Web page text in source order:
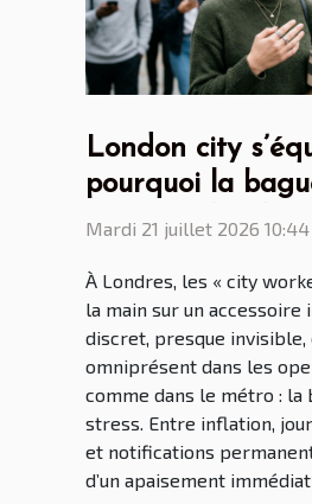
London city
pourquoi la
stress séduit les
Mardi 21 juillet 2026 10:44
À Londres, les « city
la main sur un accessoire
discret, presque
omniprésent dans les
comme dans le métro : la
stress. Entre inflation,
et notifications
d’un apaisement immédiat